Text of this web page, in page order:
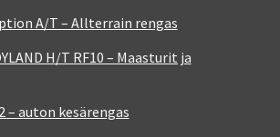
A/T – Allterrain rengas
H/T RF10 – Maasturit ja
– auton kesärengas